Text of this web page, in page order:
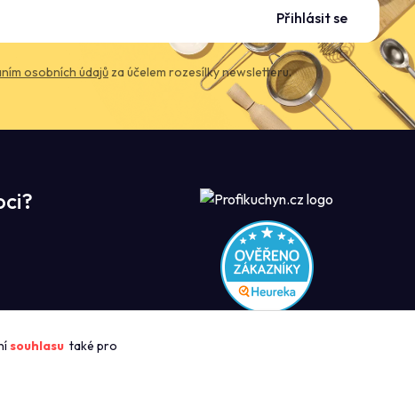
Přihlásit se
osobních údajůza účelem rozesílky newsletteru.
souhlasu také pro